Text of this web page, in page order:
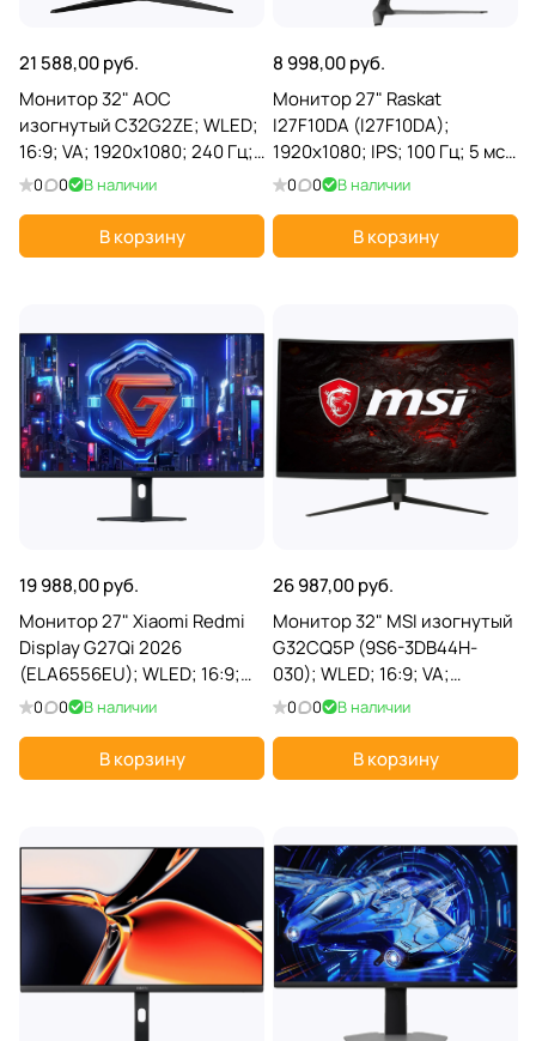
21 588,00 руб.
Монитор 32" AOC
изогнутый C32G2ZE; WLED;
16:9; VA; 1920x1080; 240 Гц;
178°/178; 300 кд/м²; 1 мс; 4
2xHDMI; 1xDP; 1x3.5 mm jack
(o
0 0 В наличии
В корзину
8 998,00 руб.
Монитор 27" Raskat
I27F10DA (I27F10DA);
1920x1080; IPS; 100 Гц; 5 мс;
1 000:1; 250 кд/м²; 178°/178°;
мультимедиа; черный
0 0 В наличии
В корзину
19 988,00 руб.
Монитор 27" Xiaomi Redmi
Display G27Qi 2026
(ELA6556EU); WLED; 16:9;
IPS; 2560x1440; 200 Гц;
000:1; 2xHDMI; 2xDP; выход
0 0 В наличии
В корзину
26 987,00 руб.
Монитор 32" MSI изогнутый
G32CQ5P (9S6-3DB44H-
030); WLED; 16:9; VA;
2560х1440; 170 Гц;
000:1; 2xHDMI; 1xDP; черный
0 0 В наличии
В корзину